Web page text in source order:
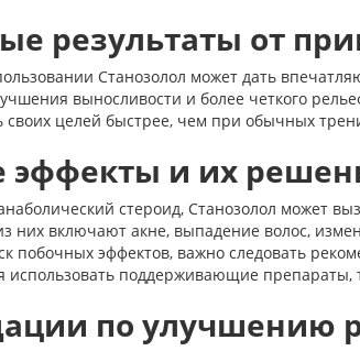
результаты от
Станозолол может дать
выносливости и более четкого
своих целей быстрее, чем при обычных
эффекты и их
стероид, Станозолол может
них включают акне, выпадение волос,
побочных эффектов, важно следовать
использовать поддерживающие препараты,
по улучшению